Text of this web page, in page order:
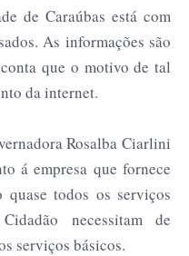
de Caraúbas está com
As informações são
que o motivo de tal
da internet.
Rosalba Ciarlini
á empresa que fornece
quase todos os serviços
necessitam de
serviços básicos.